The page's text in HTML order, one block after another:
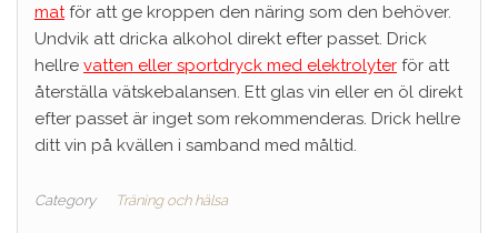
matför att ge kroppen den näring som den behöver.
Undvik att dricka alkohol direkt efter passet. Drick
hellre vatten eller sportdryck med elektrolyter för att
återställa vätskebalansen. Ett glas vin eller en öl direkt
efter passet är inget som rekommenderas. Drick hellre
ditt vin på kvällen i samband med måltid.
Category Träning och hälsa